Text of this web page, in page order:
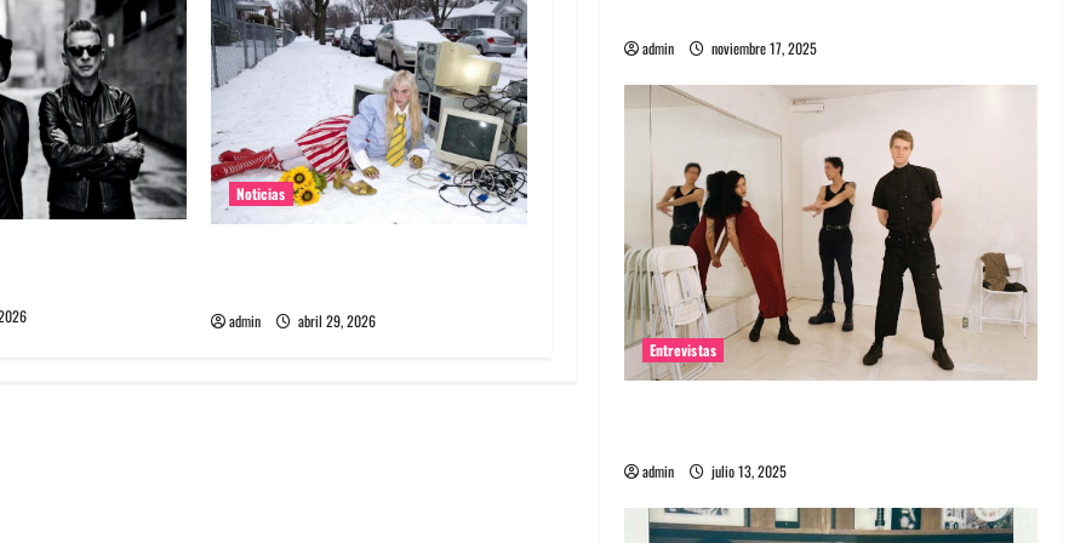
Noticias
admin abril 29, 2026
admin noviembre 17, 2025
Entrevistas
admin julio 13, 2025